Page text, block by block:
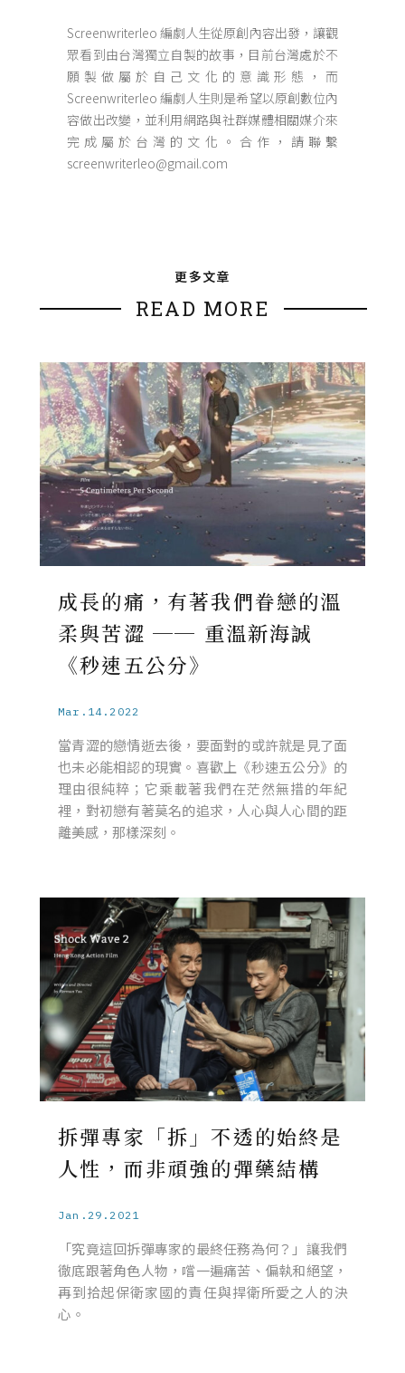
Screenwriterleo 編劇人生從原創內容出發，讓觀
眾看到由台灣獨立自製的故事，目前台灣處於不
願製做屬於自己文化的意識形態，而
Screenwriterleo 編劇人生則是希望以原創數位內
容做出改變，並利用網路與社群媒體相關媒介來
完成屬於台灣的文化。合作，請聯繫
screenwriterleo@gmail.com
更多文章
READ MORE
成長的痛，有著我們眷戀的溫
柔與苦澀 ── 重溫新海誠
《秒速五公分》
Mar.14.2022
當青澀的戀情逝去後，要面對的或許就是見了面
也未必能相認的現實。喜歡上《秒速五公分》的
理由很純粹；它乘載著我們在茫然無措的年紀
裡，對初戀有著莫名的追求，人心與人心間的距
離美感，那樣深刻。
拆彈專家「拆」不透的始終是
人性，而非頑強的彈藥結構
Jan.29.2021
「究竟這回拆彈專家的最終任務為何？」讓我們
徹底跟著角色人物，嚐一遍痛苦、偏執和絕望，
再到拾起保衛家國的責任與捍衛所愛之人的決
心。